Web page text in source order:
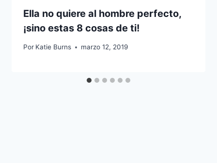
Ella no quiere al hombre perfecto,
¡sino estas 8 cosas de ti!
Por Katie Burns marzo 12, 2019